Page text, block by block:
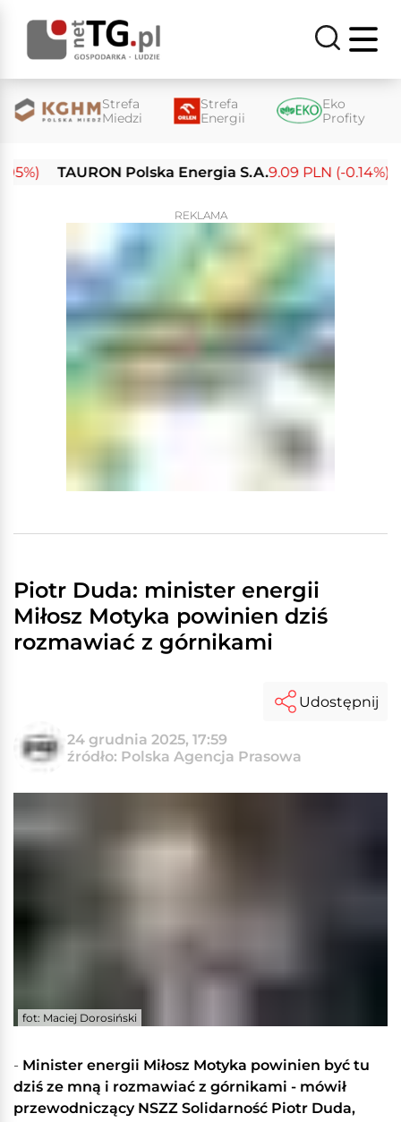
Strefa
Miedzi
Strefa
Energii
Eko
Profity
TAURON Polska Energia S.A. 9.09 PLN (-0.14%)
REKLAMA
Piotr Duda: minister energii
Miłosz Motyka powinien dziś
rozmawiać z górnikami
24 grudnia 2025, 17:59
źródło: Polska Agencja Prasowa
Udostępnij
fot: Maciej Dorosiński
- Minister energii Miłosz Motyka powinien być tu
dziś ze mną i rozmawiać z górnikami - mówił
przewodniczący NSZZ Solidarność Piotr Duda,